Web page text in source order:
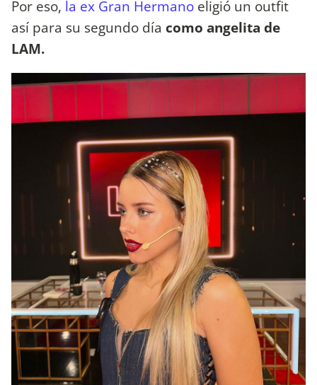
Por eso, la ex Gran Hermano eligió un outfit
así para su segundo día como angelita de
LAM.